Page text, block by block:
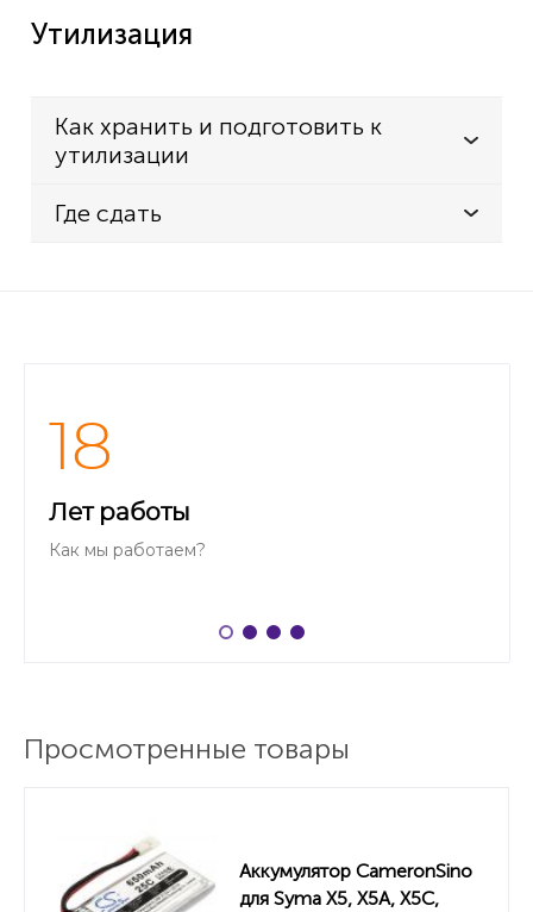
Утилизация
Как хранить и подготовить к
утилизации
Где сдать
18
Лет работы
Как мы работаем?
Просмотренные товары
Аккумулятор CameronSino
для Syma X5, X5A, X5C,